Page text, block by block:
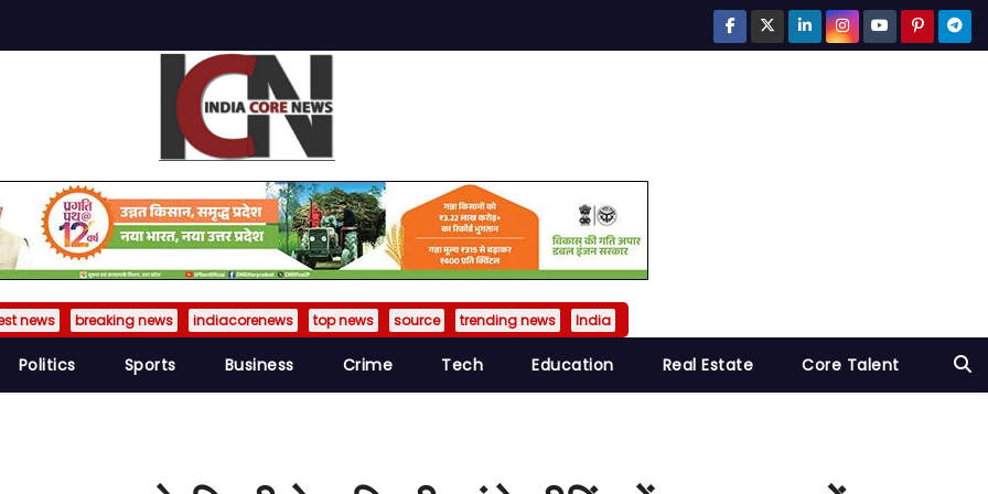
news breaking news indiacorenews top news source trending news India
Politics Sports Business Crime Tech Education Real Estate Core Talent